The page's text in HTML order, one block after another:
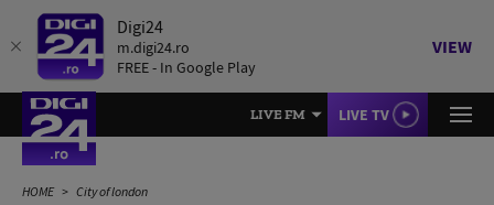
Digi24
m.digi24.ro
FREE - In Google Play
VIEW
LIVE FM LIVE TV
HOME City of london